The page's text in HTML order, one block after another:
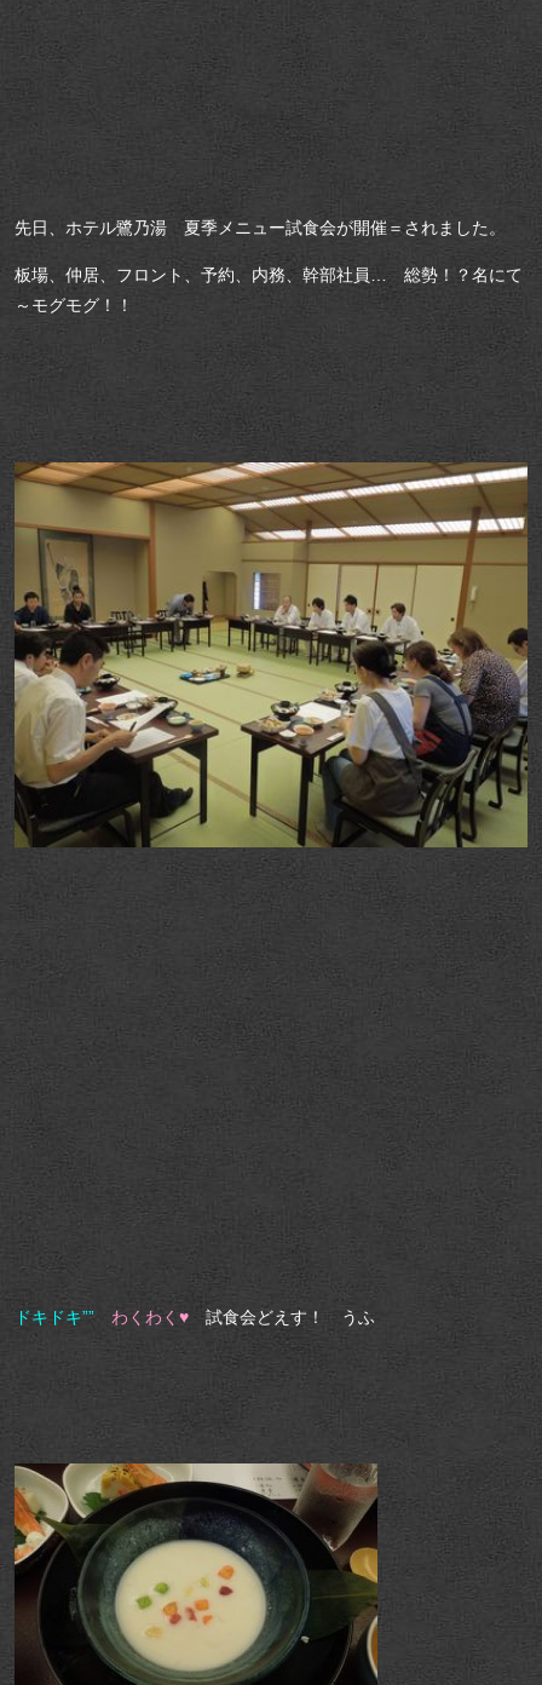
先日、ホテル鷺乃湯 夏季メニュー試食会が開催＝されました。
板場、仲居、フロント、予約、内務、幹部社員… 総勢！？名にて
～モグモグ！！
ドキドキ”” わくわく♥試食会どえす！ うふ